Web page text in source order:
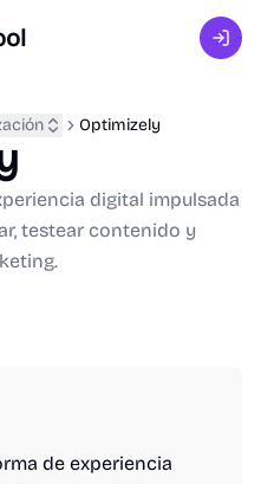
Optimizely
digital impulsada
testear contenido y
de experiencia